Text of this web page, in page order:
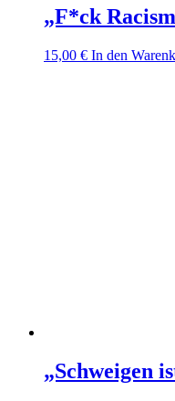
„F*ck
15,00 € In den
„Schweigen